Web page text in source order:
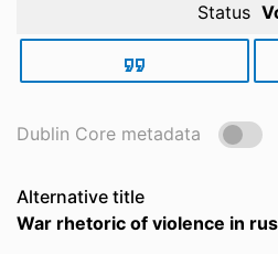
Status
Dublin Core metadata
Alternative title
War rhetoric of violence in